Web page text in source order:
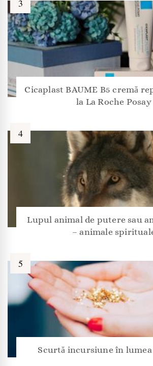
Cicaplast BAUME B5 cremă
la La Roche Posay
Lupul animal de putere sau
– animale
Scurtă incursiune în